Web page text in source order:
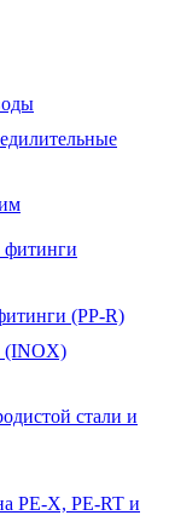
фитинги
(PP-R)
(INOX)
стали и
PE-X, PE-RT и